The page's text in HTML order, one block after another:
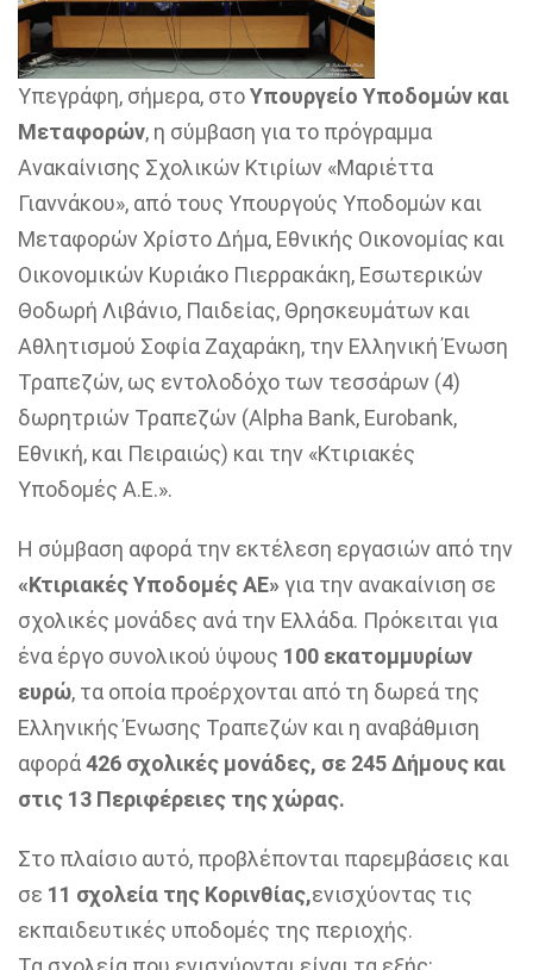
Υπεγράφη, σήμερα, στοΥπουργείο Υποδομών και
Μεταφορών, η σύμβαση για το πρόγραμμα
Ανακαίνισης Σχολικών Κτιρίων «Μαριέττα
Γιαννάκου», από τους Υπουργούς Υποδομών και
Μεταφορών Χρίστο Δήμα, Εθνικής Οικονομίας και
Οικονομικών Κυριάκο Πιερρακάκη, Εσωτερικών
Θοδωρή Λιβάνιο, Παιδείας, Θρησκευμάτων και
Αθλητισμού Σοφία Ζαχαράκη, την Ελληνική Ένωση
Τραπεζών, ως εντολοδόχο των τεσσάρων (4)
δωρητριών Τραπεζών (Alpha Bank, Eurobank,
Εθνική, και Πειραιώς) και την «Κτιριακές
Υποδομές Α.Ε.».
Η σύμβαση αφορά την εκτέλεση εργασιών από την
«Κτιριακές Υποδομές ΑΕ»για την ανακαίνιση σε
σχολικές μονάδες ανά την Ελλάδα. Πρόκειται για
ένα έργο συνολικού ύψους 100 εκατομμυρίων
ευρώ, τα οποία προέρχονται από τη δωρεά της
Ελληνικής Ένωσης Τραπεζών και η αναβάθμιση
αφορά426 σχολικές μονάδες, σε 245 Δήμους και
στις 13 Περιφέρειες της χώρας.
Στο πλαίσιο αυτό, προβλέπονται παρεμβάσεις και
σε 11 σχολεία της Κορινθίας,ενισχύοντας τις
εκπαιδευτικές υποδομές της περιοχής.